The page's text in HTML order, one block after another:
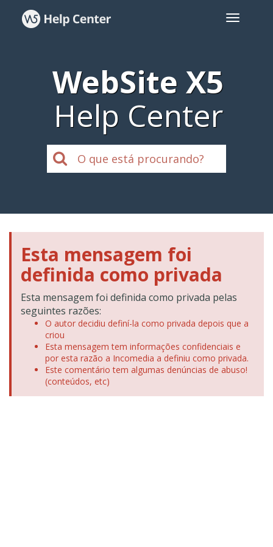
WebSite X5
Help Center
Esta mensagem foi
definida como privada
Esta mensagem foi definida como privada pelas
seguintes razões:
O autor decidiu definí-la como privada depois que a
criou
Esta mensagem tem informações confidenciais e
por esta razão a Incomedia a definiu como privada.
Este comentário tem algumas denúncias de abuso!
(conteúdos, etc)